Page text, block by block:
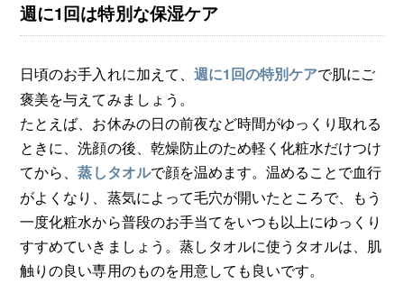
週に1回は特別な保湿ケア
日頃のお手入れに加えて、 週に1回の特別ケアで肌にご
褒美を与えてみましょう。
たとえば、お休みの日の前夜など時間がゆっくり取れる
ときに、洗顔の後、乾燥防止のため軽く化粧水だけつけ
てから、蒸しタオルで顔を温めます。温めることで血行
がよくなり、蒸気によって毛穴が開いたところで、もう
一度化粧水から普段のお手当てをいつも以上にゆっくり
すすめていきましょう。蒸しタオルに使うタオルは、肌
触りの良い専用のものを用意しても良いです。